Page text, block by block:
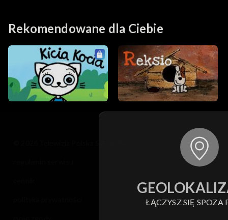
Rekomendowane dla Ciebie
ŁĄCZYSZ SIĘ SPOZA